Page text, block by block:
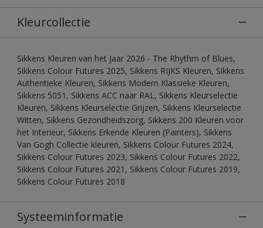
Kleurcollectie
Sikkens Kleuren van het Jaar 2026 - The Rhythm of Blues,
Sikkens Colour Futures 2025, Sikkens RIJKS Kleuren, Sikkens
Authentieke Kleuren, Sikkens Modern Klassieke Kleuren,
Sikkens 5051, Sikkens ACC naar RAL, Sikkens Kleurselectie
Kleuren, Sikkens Kleurselectie Grijzen, Sikkens Kleurselectie
Witten, Sikkens Gezondheidszorg, Sikkens 200 Kleuren voor
het Interieur, Sikkens Erkende Kleuren (Painters), Sikkens
Van Gogh Collectie kleuren, Sikkens Colour Futures 2024,
Sikkens Colour Futures 2023, Sikkens Colour Futures 2022,
Sikkens Colour Futures 2021, Sikkens Colour Futures 2019,
Sikkens Colour Futures 2018
Systeeminformatie